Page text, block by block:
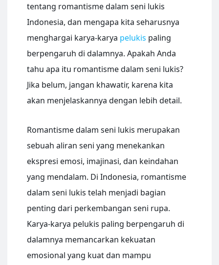
tentang romantisme dalam seni lukis
Indonesia, dan mengapa kita seharusnya
menghargai karya-karya pelukis paling
berpengaruh di dalamnya. Apakah Anda
tahu apa itu romantisme dalam seni lukis?
Jika belum, jangan khawatir, karena kita
akan menjelaskannya dengan lebih detail.
Romantisme dalam seni lukis merupakan
sebuah aliran seni yang menekankan
ekspresi emosi, imajinasi, dan keindahan
yang mendalam. Di Indonesia, romantisme
dalam seni lukis telah menjadi bagian
penting dari perkembangan seni rupa.
Karya-karya pelukis paling berpengaruh di
dalamnya memancarkan kekuatan
emosional yang kuat dan mampu